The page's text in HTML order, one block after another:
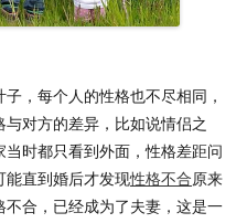
，每个人的性格也不尽相同，
对方的差异，比如说情侣之
时都只看到外面，性格差距问
能直到婚后才发现性格不合原来
合，已经成为了夫妻，这是一